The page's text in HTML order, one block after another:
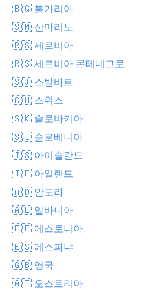
🇧🇬 불가리아
🇸🇲 산마리노
🇷🇸 세르비아
🇷🇸 세르비아 몬테네그로
🇸🇯 스발바르
🇨🇭 스위스
🇸🇰 슬로바키아
🇸🇮 슬로베니아
🇮🇸 아이슬란드
🇮🇪 아일랜드
🇦🇩 안도라
🇦🇱 알바니아
🇪🇪 에스토니아
🇪🇸 에스파냐
🇬🇧 영국
🇦🇹 오스트리아